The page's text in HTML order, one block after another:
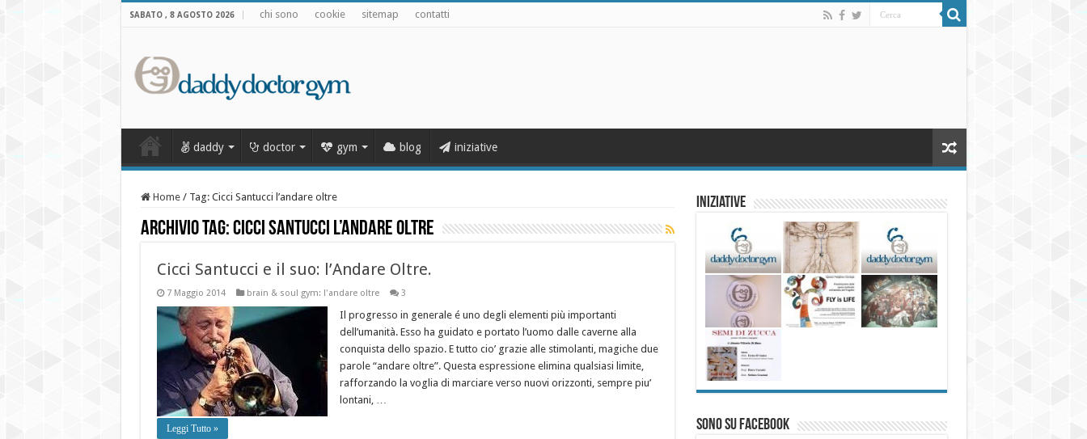
SABATO , 8 AGOSTO 2026 chi sono cookie sitemap contatti
daddy doctor gym blog iniziative
Home / Tag: Cicci Santucci l’andare oltre
Archivio Tag:Cicci Santucci l’andare oltre
Cicci Santucci e il suo: l’Andare Oltre.
7 Maggio 2014 brain & soul gym: l'andare oltre 3
Il progresso in generale é uno degli elementi più importanti
dell’umanità. Esso ha guidato e portato l’uomo dalle caverne alla
conquista dello spazio. E tutto cio’ grazie alle stimolanti, magiche due
parole “andare oltre”. Questa espressione elimina qualsiasi limite,
rafforzando la voglia di marciare verso nuovi orizzonti, sempre piu’
lontani, …
Leggi Tutto »
Iniziative
Sono su Facebook